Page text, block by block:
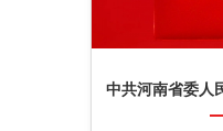
中共河南省委人